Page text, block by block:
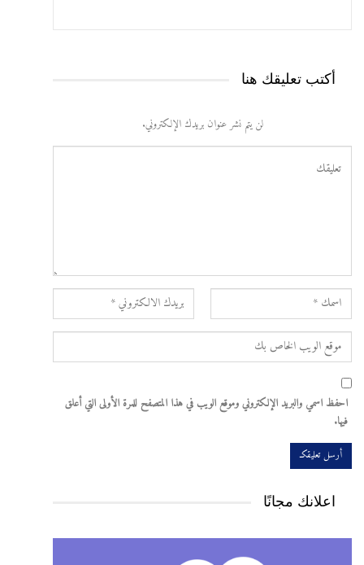
أكتب تعليقك هنا
لن يتم نشر عنوان بريدك الإلكتروني.
احفظ اسمي والبريد الإلكتروني وموقع الويب في هذا المتصفح للمرة الأولى التي أعلق
فيها.
اعلانك مجانًا